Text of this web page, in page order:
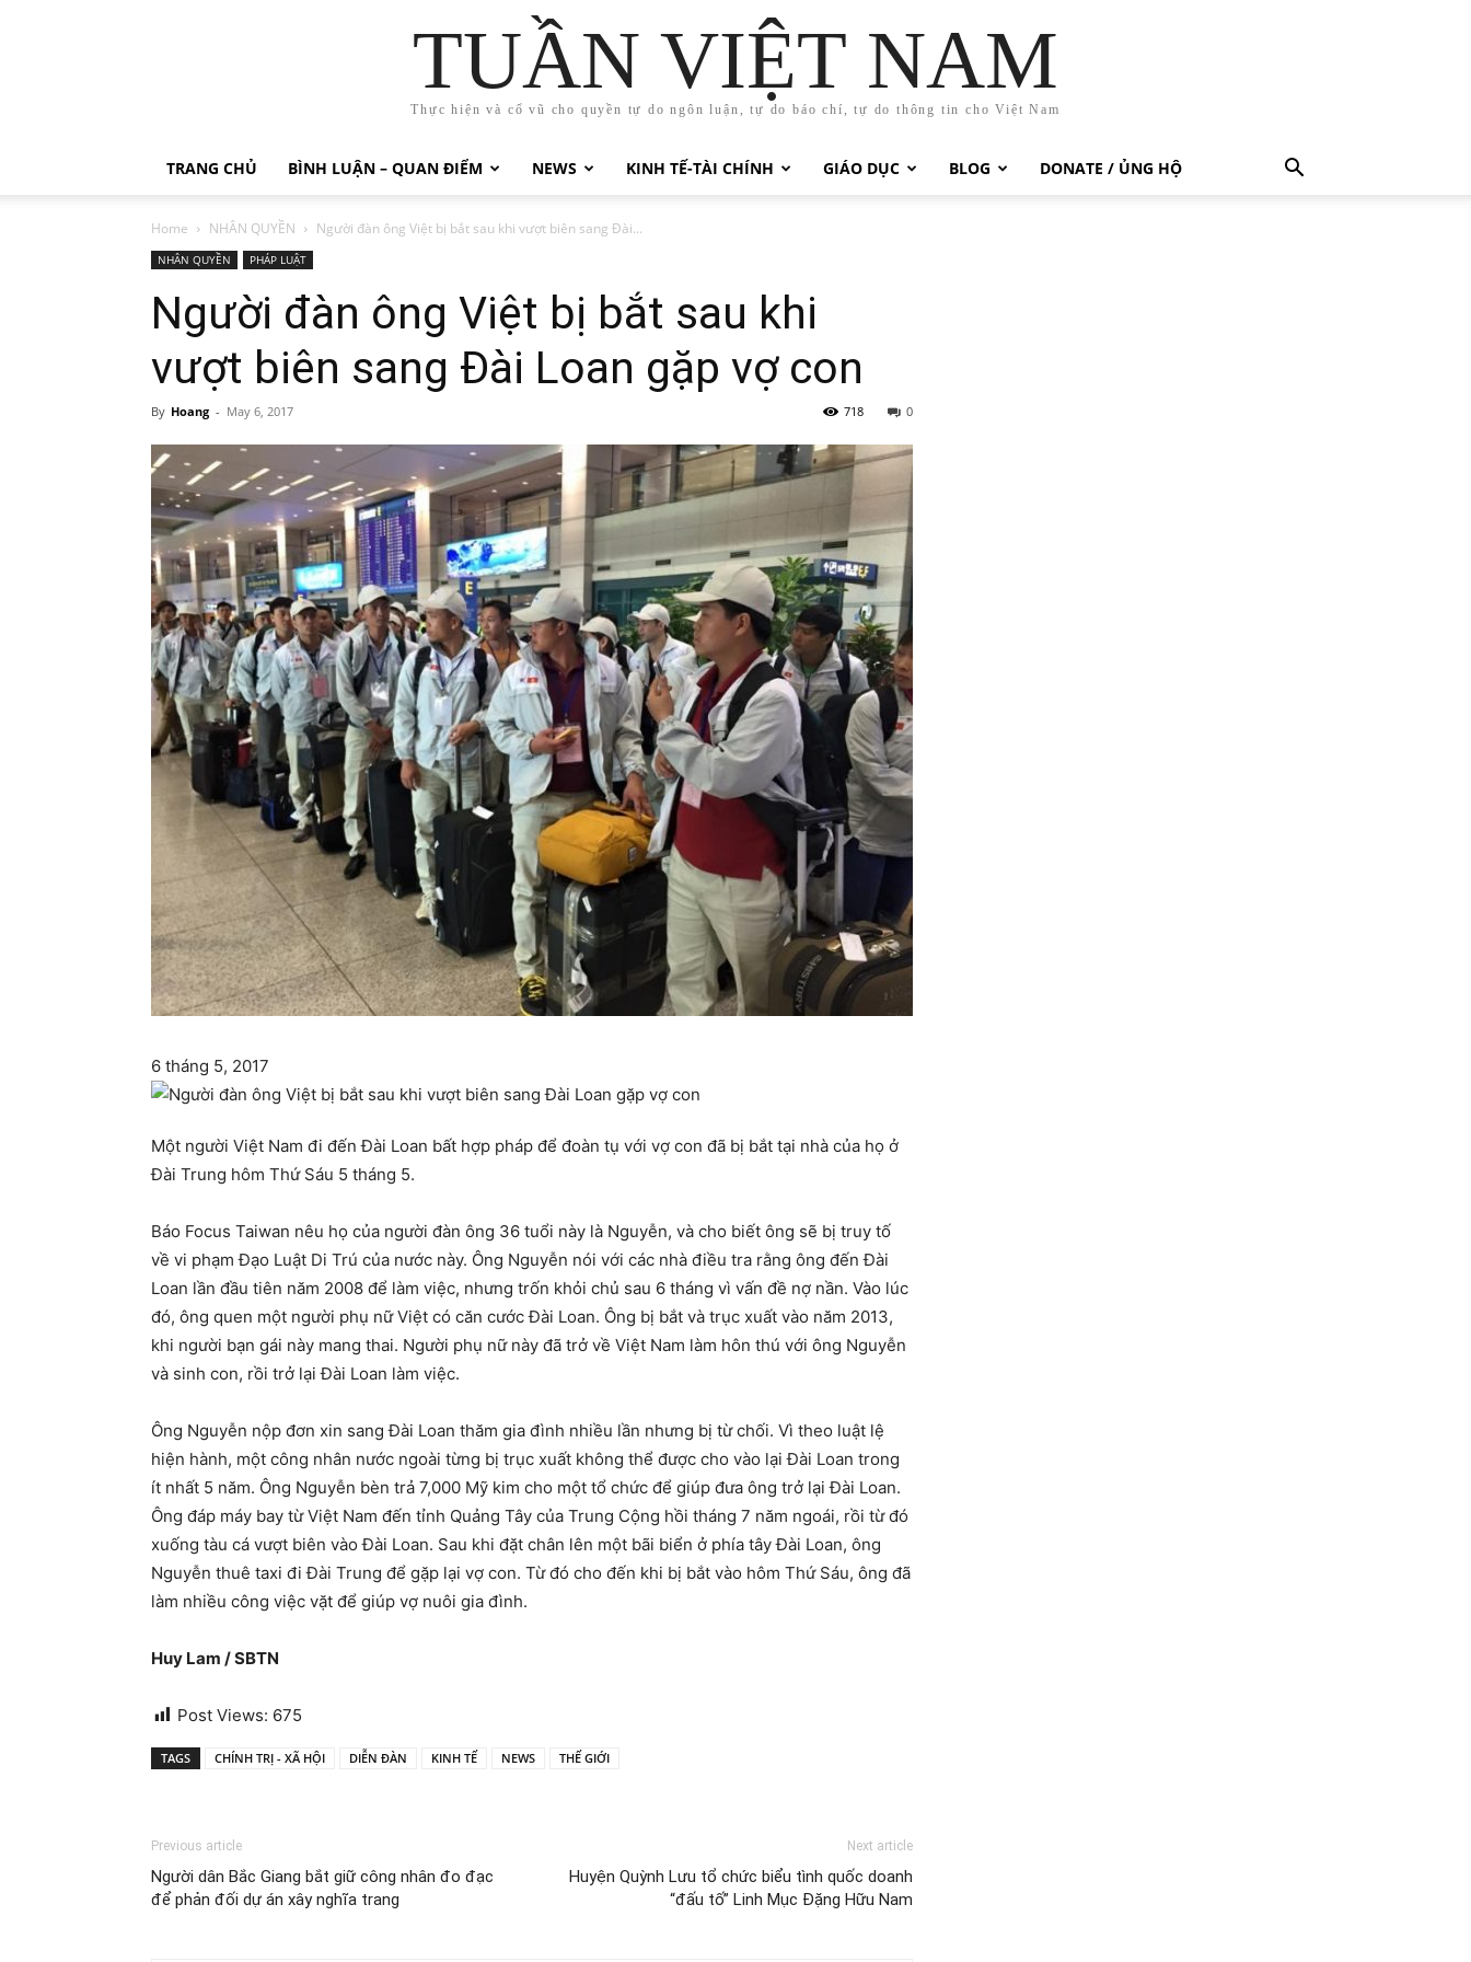
TUẦN VIỆT NAM
Thực hiện và cổ vũ cho quyền tự do ngôn luận, tự do báo chí, tự do thông tin cho Việt Nam
TRANG CHỦ BÌNH LUẬN – QUAN ĐIỂM NEWS KINH TẾ-TÀI CHÍNH GIÁO DỤC BLOG DONATE / ỦNG HỘ
Home NHÂN QUYỀN Người đàn ông Việt bị bắt sau khi vượt biên sang Đài...
NHÂN QUYỀN PHÁP LUẬT
Người đàn ông Việt bị bắt sau khi
vượt biên sang Đài Loan gặp vợ con
By Hoang - May 6, 2017 0
718
6 tháng 5, 2017
Một người Việt Nam đi đến Đài Loan bất hợp pháp để đoàn tụ với vợ con đã bị bắt tại nhà của họ ở
Đài Trung hôm Thứ Sáu 5 tháng 5.
Báo Focus Taiwan nêu họ của người đàn ông 36 tuổi này là Nguyễn, và cho biết ông sẽ bị truy tố
về vi phạm Đạo Luật Di Trú của nước này. Ông Nguyễn nói với các nhà điều tra rằng ông đến Đài
Loan lần đầu tiên năm 2008 để làm việc, nhưng trốn khỏi chủ sau 6 tháng vì vấn đề nợ nần. Vào lúc
đó, ông quen một người phụ nữ Việt có căn cước Đài Loan. Ông bị bắt và trục xuất vào năm 2013,
khi người bạn gái này mang thai. Người phụ nữ này đã trở về Việt Nam làm hôn thú với ông Nguyễn
và sinh con, rồi trở lại Đài Loan làm việc.
Ông Nguyễn nộp đơn xin sang Đài Loan thăm gia đình nhiều lần nhưng bị từ chối. Vì theo luật lệ
hiện hành, một công nhân nước ngoài từng bị trục xuất không thể được cho vào lại Đài Loan trong
ít nhất 5 năm. Ông Nguyễn bèn trả 7,000 Mỹ kim cho một tổ chức để giúp đưa ông trở lại Đài Loan.
Ông đáp máy bay từ Việt Nam đến tỉnh Quảng Tây của Trung Cộng hồi tháng 7 năm ngoái, rồi từ đó
xuống tàu cá vượt biên vào Đài Loan. Sau khi đặt chân lên một bãi biển ở phía tây Đài Loan, ông
Nguyễn thuê taxi đi Đài Trung để gặp lại vợ con. Từ đó cho đến khi bị bắt vào hôm Thứ Sáu, ông đã
làm nhiều công việc vặt để giúp vợ nuôi gia đình.
Huy Lam / SBTN
Post Views: 675
TAGS CHÍNH TRỊ - XÃ HỘI DIỄN ĐÀN KINH TẾ NEWS THẾ GIỚI
Previous article
Người dân Bắc Giang bắt giữ công nhân đo đạc
để phản đối dự án xây nghĩa trang
Next article
Huyện Quỳnh Lưu tổ chức biểu tình quốc doanh
“đấu tố” Linh Mục Đặng Hữu Nam